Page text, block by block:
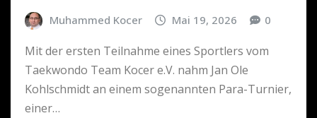
Muhammed Kocer Mai 19, 2026 0
Mit der ersten Teilnahme eines Sportlers vom
Taekwondo Team Kocer e.V. nahm Jan Ole
Kohlschmidt an einem sogenannten Para-Turnier,
einer…